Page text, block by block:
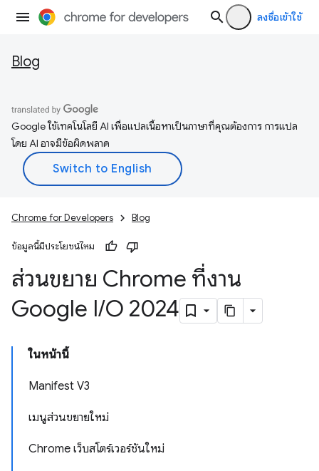
ลงชื่อเข้าใช้
Blog
Google ใช้เทคโนโลยี AI เพื่อแปลเนื้อหาเป็นภาษาที่คุณต้องการ การแปล
โดย AI อาจมีข้อผิดพลาด
Chrome for Developers Blog
ข้อมูลนี้มีประโยชน์ไหม
ส่วนขยาย Chrome ที่งาน
Google I/O 2024
ในหน้านี้
Manifest V3
เมนูส่วนขยายใหม่
Chrome เว็บสโตร์เวอร์ชันใหม่